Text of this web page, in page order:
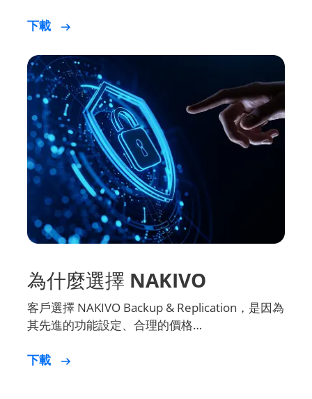
下載
為什麼選擇 NAKIVO
客戶選擇 NAKIVO Backup & Replication，是因為
其先進的功能設定、合理的價格…
下載